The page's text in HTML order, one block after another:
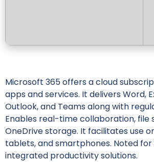
Microsoft 365 offers a cloud
apps and services. It delivers Word,
Outlook, and Teams along with
Enables real-time collaboration, file
OneDrive storage. It facilitates use
tablets, and smartphones. Noted
integrated productivity solutions.